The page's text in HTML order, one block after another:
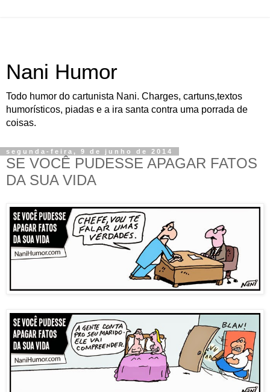
Nani Humor
Todo humor do cartunista Nani. Charges, cartuns,textos
humorísticos, piadas e a ira santa contra uma porrada de
coisas.
segunda-feira, 9 de junho de 2014
SE VOCÊ PUDESSE APAGAR FATOS
DA SUA VIDA